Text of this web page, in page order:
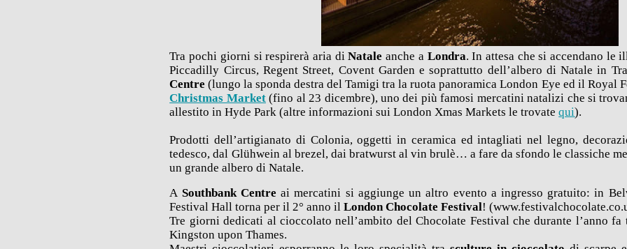
Tra pochi giorni si respirerà aria diNataleanche a Londra. In attesa che si accendano le
Piccadilly Circus, Regent Street, Covent Garden e soprattutto dell’albero di Natale in
Centre (lungo la sponda destra del Tamigi tra la ruota panoramica London Eye ed il Royal
Christmas Market(fino al 23 dicembre), uno dei più famosi mercatini natalizi che si
allestito in Hyde Park (altre informazioni sui London Xmas Markets le trovatequi).
Prodotti dell’artigianato di Colonia, oggetti in ceramica ed intagliati nel legno,
tedesco, dal Glühwein al brezel, dai bratwurst al vin brulè… a fare da sfondo le classiche
un grande albero di Natale.
A Southbank Centreai mercatini si aggiunge un altro evento a ingresso gratuito: in
Festival Hall torna per il 2° anno ilLondon Chocolate Festival!
Tre giorni dedicati al cioccolato nell’ambito del Chocolate Festival che durante l’anno
Kingston upon Thames.